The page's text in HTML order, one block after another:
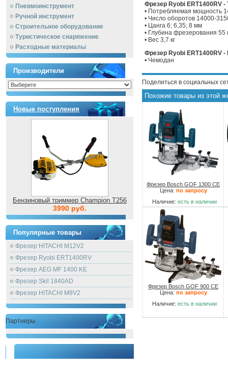
Пневмоинструмент
Ручной инcтрумент
Строительное оборудование
Туристическое снаряжение
Расходные материалы
Производители
Новые поступления
Бензиновый триммер Champion T256
3990 руб.
Популярные товары
Фрезер HITACHI M12V2
Фрезер Ryobi ERT1400RV
Фрезер AEG MF 1400 KE
Фрезер Skil 1840AD
Фрезер HITACHI M8V2
Партнеры
Фрезер Ryobi ERT1400RV -
• Потребляемая мощность
• Число оборотов 14000-
• Цанга 6; 6,35; 8 мм
• Глубина фрезерования 55
• Вес 3,7 кг
Фрезер Ryobi ERT1400RV -
• Чемодан
Поделиться в социальных
Похожие товары из этой
Фрезер Bosch GOF 1300 CE
Цена: по запросу
Наличие: есть в наличии
Фрезер Bosch GOF 900 CE
Цена: по запросу
Наличие: есть в наличии